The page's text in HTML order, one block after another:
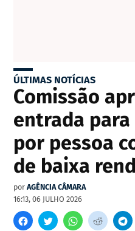
ÚLTIMAS NOTÍCIAS
Comissão
entrada
por pessoa
de baixa
por AGÊNCIA CÂMARA
16:13, 06 JULHO 2026